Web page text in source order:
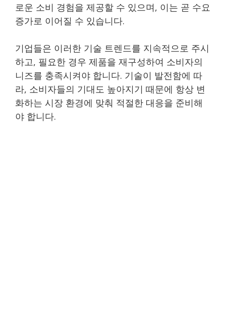
로운 소비 경험을 제공할 수 있으며, 이는 곧 수요
증가로 이어질 수 있습니다.
기업들은 이러한 기술 트렌드를 지속적으로 주시
하고, 필요한 경우 제품을 재구성하여 소비자의
니즈를 충족시켜야 합니다. 기술이 발전함에 따
라, 소비자들의 기대도 높아지기 때문에 항상 변
화하는 시장 환경에 맞춰 적절한 대응을 준비해
야 합니다.